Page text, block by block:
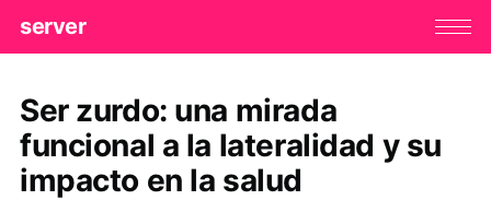
server
Ser zurdo: una mirada
funcional a la lateralidad y su
impacto en la salud